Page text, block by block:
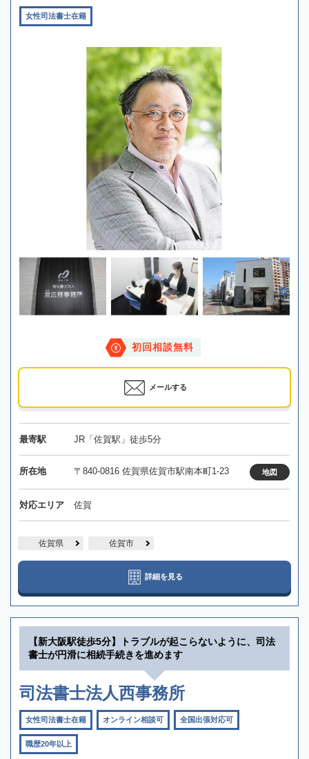
女性司法書士在籍
初回相談無料
メールする
最寄駅 JR「佐賀駅」徒歩5分
所在地 〒840-0816 佐賀県佐賀市駅南本町1-23 地図
対応エリア 佐賀
佐賀県 佐賀市
詳細を見る
【新大阪駅徒歩5分】トラブルが起こらないように、司法
書士が円滑に相続手続きを進めます
司法書士法人西事務所
女性司法書士在籍 オンライン相談可 全国出張対応可
職歴20年以上